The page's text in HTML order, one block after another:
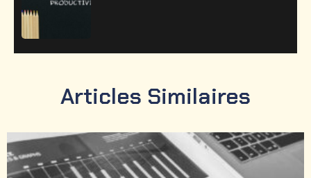
Articles Similaires